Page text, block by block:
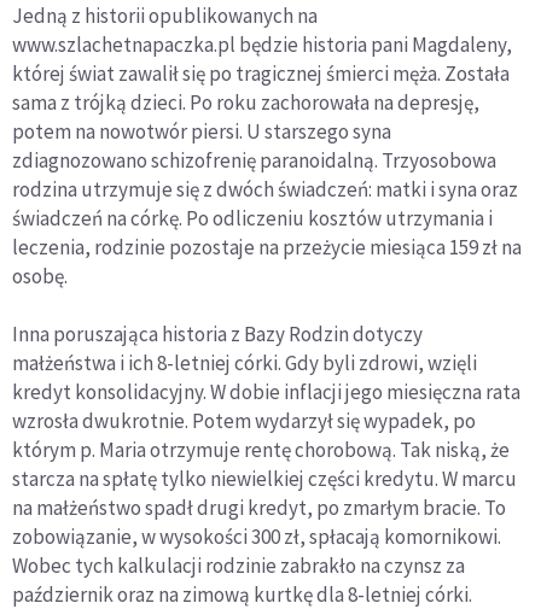
Jedną z historii opublikowanych na
www.szlachetnapaczka.pl będzie historia pani Magdaleny,
której świat zawalił się po tragicznej śmierci męża. Została
sama z trójką dzieci. Po roku zachorowała na depresję,
potem na nowotwór piersi. U starszego syna
zdiagnozowano schizofrenię paranoidalną. Trzyosobowa
rodzina utrzymuje się z dwóch świadczeń: matki i syna oraz
świadczeń na córkę. Po odliczeniu kosztów utrzymania i
leczenia, rodzinie pozostaje na przeżycie miesiąca 159 zł na
osobę.
Inna poruszająca historia z Bazy Rodzin dotyczy
małżeństwa i ich 8-letniej córki. Gdy byli zdrowi, wzięli
kredyt konsolidacyjny. W dobie inflacji jego miesięczna rata
wzrosła dwukrotnie. Potem wydarzył się wypadek, po
którym p. Maria otrzymuje rentę chorobową. Tak niską, że
starcza na spłatę tylko niewielkiej części kredytu. W marcu
na małżeństwo spadł drugi kredyt, po zmarłym bracie. To
zobowiązanie, w wysokości 300 zł, spłacają komornikowi.
Wobec tych kalkulacji rodzinie zabrakło na czynsz za
październik oraz na zimową kurtkę dla 8-letniej córki.